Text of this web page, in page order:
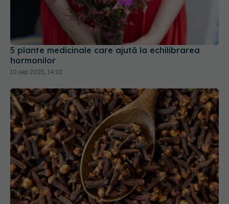
5 plante medicinale care ajută la echilibrarea
hormonilor
10 sep 2025, 14:10